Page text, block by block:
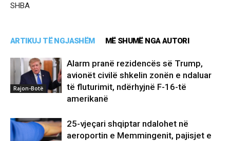
SHBA
ARTIKUJ TË NGJASHËM MË SHUMË NGA AUTORI
Rajon-Botë
Alarm pranë rezidencës së Trump,
avionët civilë shkelin zonën e ndaluar
të fluturimit, ndërhyjnë F-16-të
amerikanë
25-vjeçari shqiptar ndalohet në
aeroportin e Memmingenit, pajisjet e